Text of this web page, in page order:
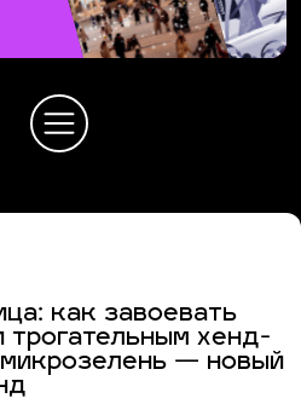
как завоевать
трогательным хенд-
— новый